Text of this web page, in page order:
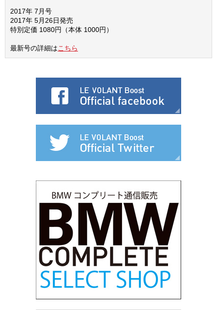
2017年 7月号
2017年 5月26日発売
特別定価 1080円（本体 1000円）
最新号の詳細はこちら